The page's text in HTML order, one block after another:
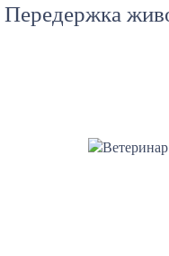
Передержка